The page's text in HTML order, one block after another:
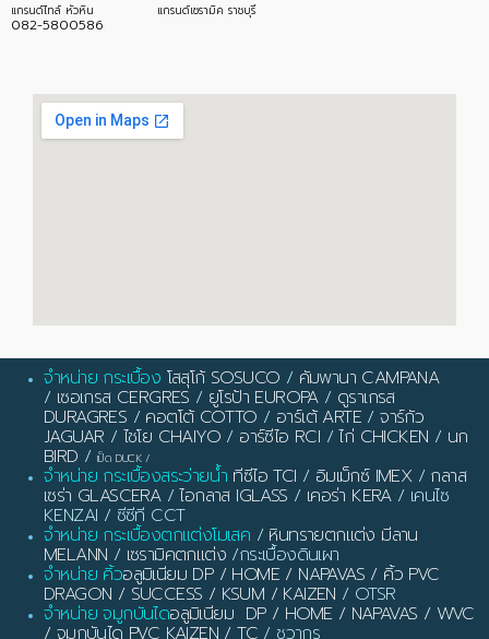
แกรนด์ไทล์ หัวหิน
082-5800586
แกรนด์เซรามิค ราชบุรี
จำหน่าย กระเบื้อง โสสุโก้ SOSUCO / คัมพานา CAMPANA
/ เซอเกรส CERGRES / ยูโรป้า EUROPA/ ดูราเกรส
DURAGRES / คอตโต้ COTTO / อาร์เต้ ARTE /จาร์กัว
JAGUAR / ไชโย CHAIYO / อาร์ซีไอ RCI /ไก่ CHICKEN / นก
BIRD / เป็ด DUCK /
จำหน่าย กระเบื้องสระว่ายน้ำ ทีซีไอ TCI / อิมเม็กซ์ IMEX/ กลาส
เซร่า GLASCERA/ไอกลาส IGLASS / เคอร่า KERA/ เคนไซ
KENZAI / ซีซีที CCT
จำหน่าย กระเบื้องตกแต่งโมเสค / หินทรายตกแต่ง มีลาน
MELANN / เซรามิคตกแต่ง /กระเบื้องดินเผา
จำหน่าย คิ้วอลูมิเนียม DP / HOME / NAPAVAS / คิ้ว PVC
DRAGON / SUCCESS / KSUM / KAIZEN / OTSR
จำหน่าย จมูกบันไดอลูมิเนียม DP / HOME / NAPAVAS / WVC
/ จมูกบันได PVC KAIZEN / TC / ชวากร